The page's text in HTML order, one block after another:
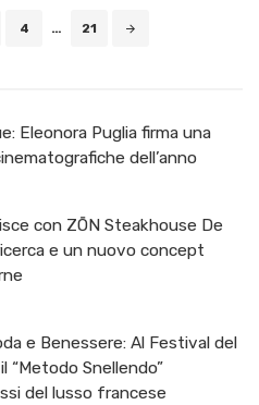
4 … 21
Eleonora Puglia firma una
dell’anno
con ZŌN Steakhouse De
e un nuovo concept
e Benessere: Al Festival del
“Metodo Snellendo”
del lusso francese